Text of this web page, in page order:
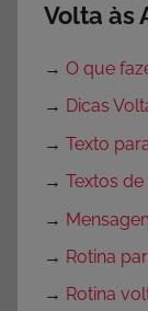
Volta às
→ O que
→ Dicas
→ Texto
→ Textos
→
→ Rotina
→ Rotina